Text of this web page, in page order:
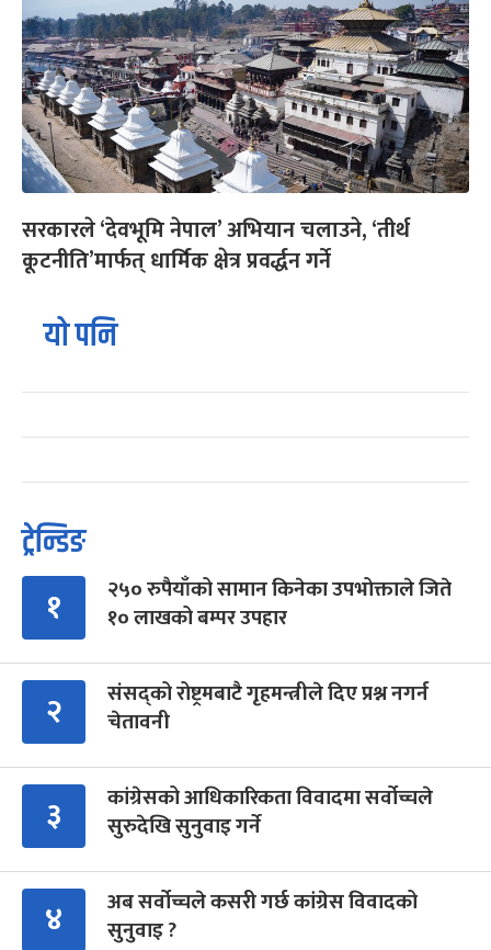
सरकारले ‘देवभूमि नेपाल’ अभियान चलाउने, ‘तीर्थ
कूटनीति’मार्फत् धार्मिक क्षेत्र प्रवर्द्धन गर्ने
यो पनि
ट्रेन्डिङ
१
२५० रुपैयाँको सामान किनेका उपभोक्ताले जिते
१० लाखको बम्पर उपहार
२
संसद्को रोष्ट्रमबाटै गृहमन्त्रीले दिए प्रश्न नगर्न
चेतावनी
३
कांग्रेसको आधिकारिकता विवादमा सर्वोच्चले
सुरुदेखि सुनुवाइ गर्ने
४
अब सर्वोच्चले कसरी गर्छ कांग्रेस विवादको
सुनुवाइ ?